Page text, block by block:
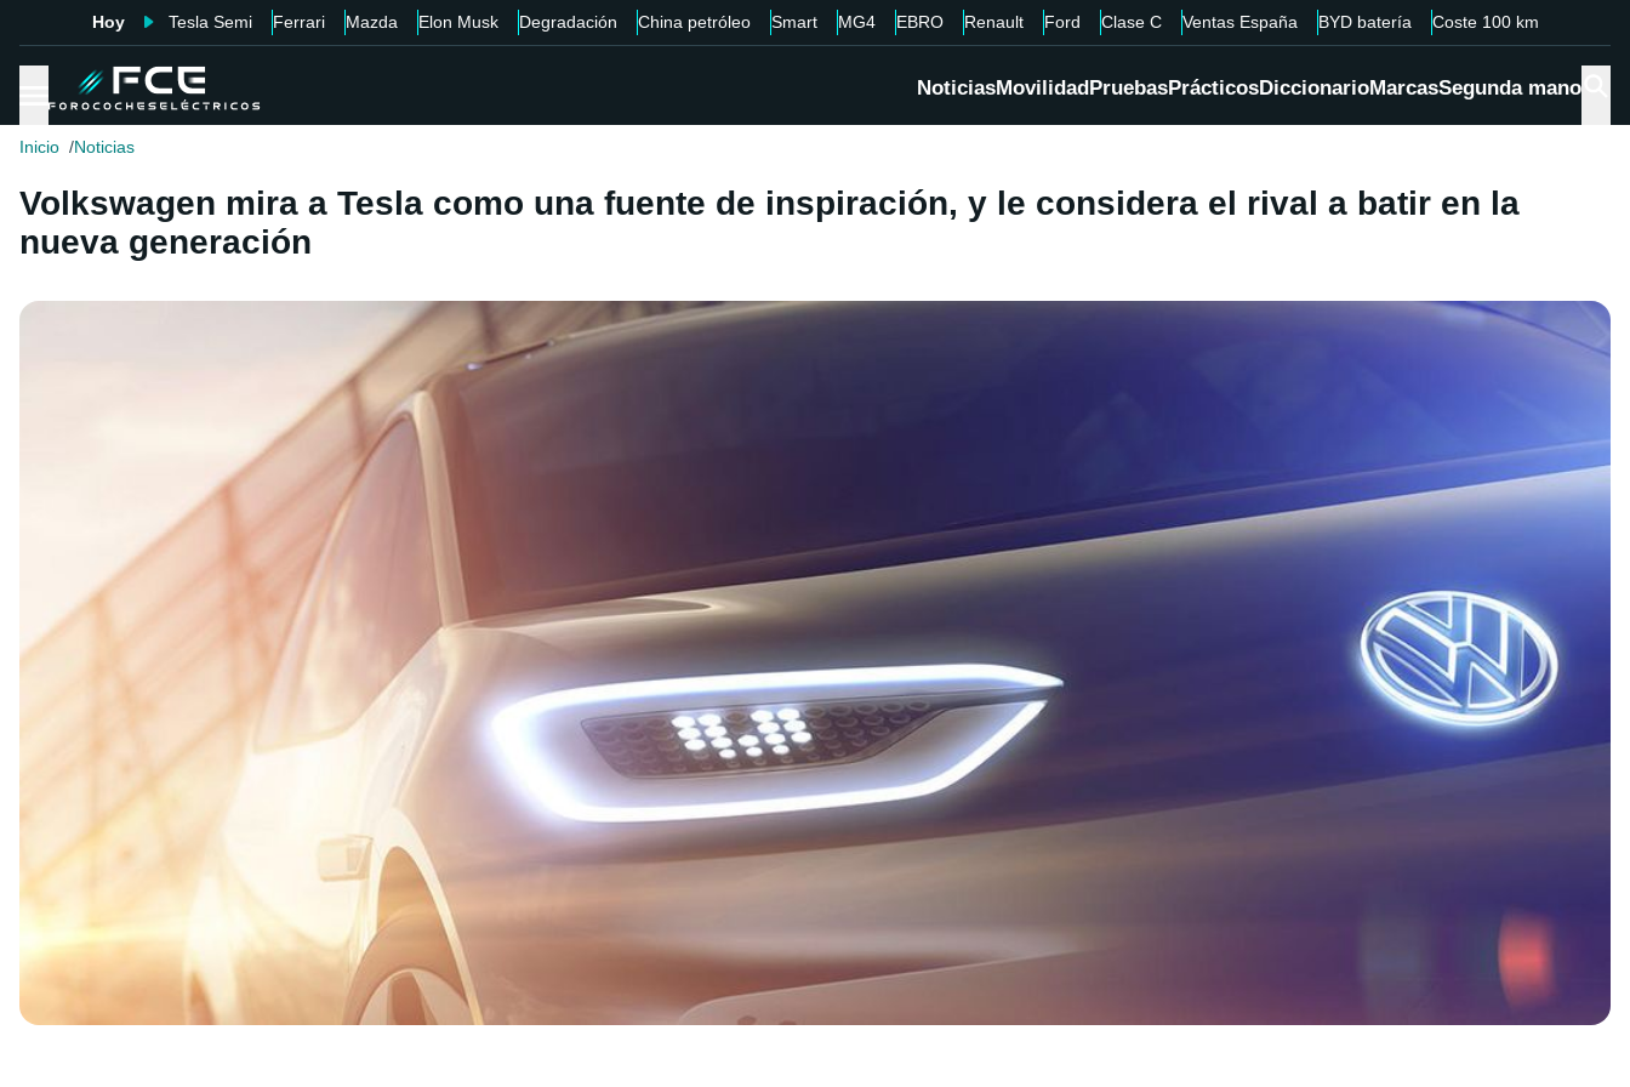
Hoy Tesla Semi Ferrari Mazda Elon Musk Degradación China petróleo Smart MG4 EBRO Renault Ford Clase C Ventas España BYD batería Coste 100 km
NoticiasMovilidadPruebasPrácticosDiccionarioMarcasSegunda mano
Inicio Noticias
Volkswagen mira a Tesla como una fuente de inspiración, y le considera el rival a batir en la
nueva generación